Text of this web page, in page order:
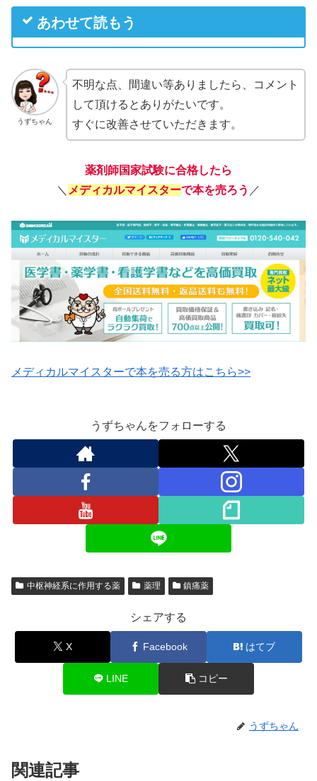
あわせて読もう
うずちゃん
不明な点、間違い等ありましたら、コメント
して頂けるとありがたいです。
すぐに改善させていただきます。
薬剤師国家試験に合格したら
＼ メディカルマイスターで本を売ろう ／
メディカルマイスターで本を売る方はこちら>>
うずちゃんをフォローする
中枢神経系に作用する薬 薬理 鎮痛薬
シェアする
X Facebook はてブ
LINE コピー
うずちゃん
関連記事